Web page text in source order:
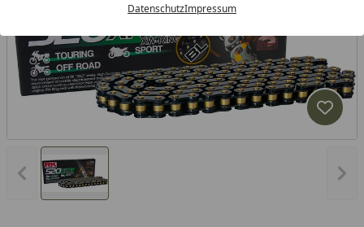
DatenschutzImpressum
Vorheriges Bild anzeigen